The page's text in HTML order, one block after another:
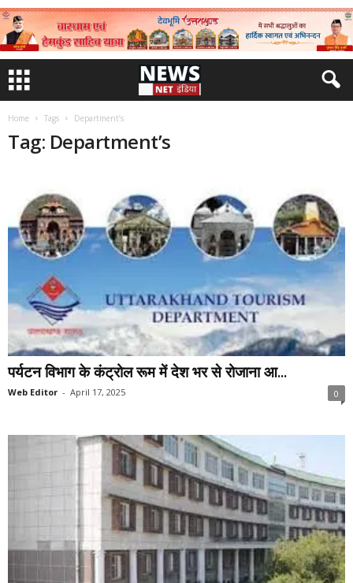
Home Tags Department’s
Tag: Department’s
पर्यटन विभाग के कंट्रोल रूम में देश भर से रोजाना आ...
Web Editor - April 17, 2025 0